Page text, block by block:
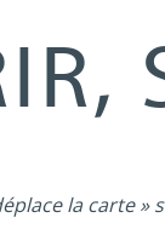
la carte